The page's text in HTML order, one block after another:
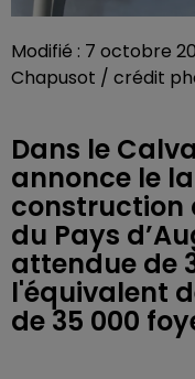
Modifié : 7 octobre
Chapusot / crédit
Dans le
annonce le
construction
du Pays
attendue de
l'équivalent
de 35 000